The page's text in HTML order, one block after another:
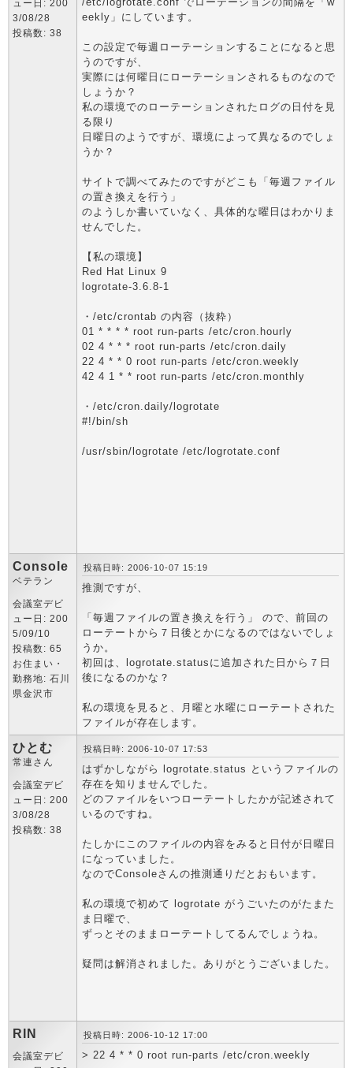
ュー日: 200
3/08/28
投稿数: 38
eekly」にしています。
この設定で毎週ローテーションすることになると思
うのですが、
実際には何曜日にローテーションされるものなので
しょうか？
私の環境でのローテーションされたログの日付を見
る限り
日曜日のようですが、環境によって異なるのでしょ
うか？
サイトで調べてみたのですがどこも「毎週ファイル
の置き換えを行う」
のようしか書いていなく、具体的な曜日はわかりま
せんでした。
【私の環境】
Red Hat Linux 9
logrotate-3.6.8-1
・/etc/crontab の内容（抜粋）
01 * * * * root run-parts /etc/cron.hourly
02 4 * * * root run-parts /etc/cron.daily
22 4 * * 0 root run-parts /etc/cron.weekly
42 4 1 * * root run-parts /etc/cron.monthly
・/etc/cron.daily/logrotate
#!/bin/sh
/usr/sbin/logrotate /etc/logrotate.conf
Console
ベテラン
会議室デビ
ュー日: 200
5/09/10
投稿数: 65
お住まい・
勤務地: 石川
県金沢市
投稿日時: 2006-10-07 15:19
推測ですが、
「毎週ファイルの置き換えを行う」 ので、前回の
ローテートから７日後とかになるのではないでしょ
うか。
初回は、logrotate.statusに追加された日から７日
後になるのかな？
私の環境を見ると、月曜と水曜にローテートされた
ファイルが存在します。
ひとむ
常連さん
会議室デビ
ュー日: 200
3/08/28
投稿数: 38
投稿日時: 2006-10-07 17:53
はずかしながら logrotate.status というファイルの
存在を知りませんでした。
どのファイルをいつローテートしたかが記述されて
いるのですね。
たしかにこのファイルの内容をみると日付が日曜日
になっていました。
なのでConsoleさんの推測通りだとおもいます。
私の環境で初めて logrotate がうごいたのがたまた
ま日曜で、
ずっとそのままローテートしてるんでしょうね。
疑問は解消されました。ありがとうございました。
RIN
会議室デビ
投稿日時: 2006-10-12 17:00
> 22 4 * * 0 root run-parts /etc/cron.weekly